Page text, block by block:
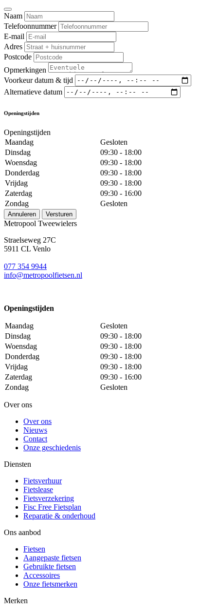
Naam
Telefoonnummer
E-mail
Adres
Postcode
Opmerkingen
Voorkeur datum & tijd
Alternatieve datum
Openingstijden
Openingstijden
Maandag
Gesloten
Dinsdag
09:30 - 18:00
Woensdag
09:30 - 18:00
Donderdag
09:30 - 18:00
Vrijdag
09:30 - 18:00
Zaterdag
09:30 - 16:00
Zondag
Gesloten
Annuleren Versturen
Metropool Tweewielers
Straelseweg 27C
5911 CL Venlo
077 354 9944
info@metropoolfietsen.nl
Openingstijden
Maandag
Gesloten
Dinsdag
09:30 - 18:00
Woensdag
09:30 - 18:00
Donderdag
09:30 - 18:00
Vrijdag
09:30 - 18:00
Zaterdag
09:30 - 16:00
Zondag
Gesloten
Over ons
Over ons
Nieuws
Contact
Onze geschiedenis
Diensten
Fietsverhuur
Fietslease
Fietsverzekering
Fisc Free Fietsplan
Reparatie & onderhoud
Ons aanbod
Fietsen
Aangepaste fietsen
Gebruikte fietsen
Accessoires
Onze fietsmerken
Merken